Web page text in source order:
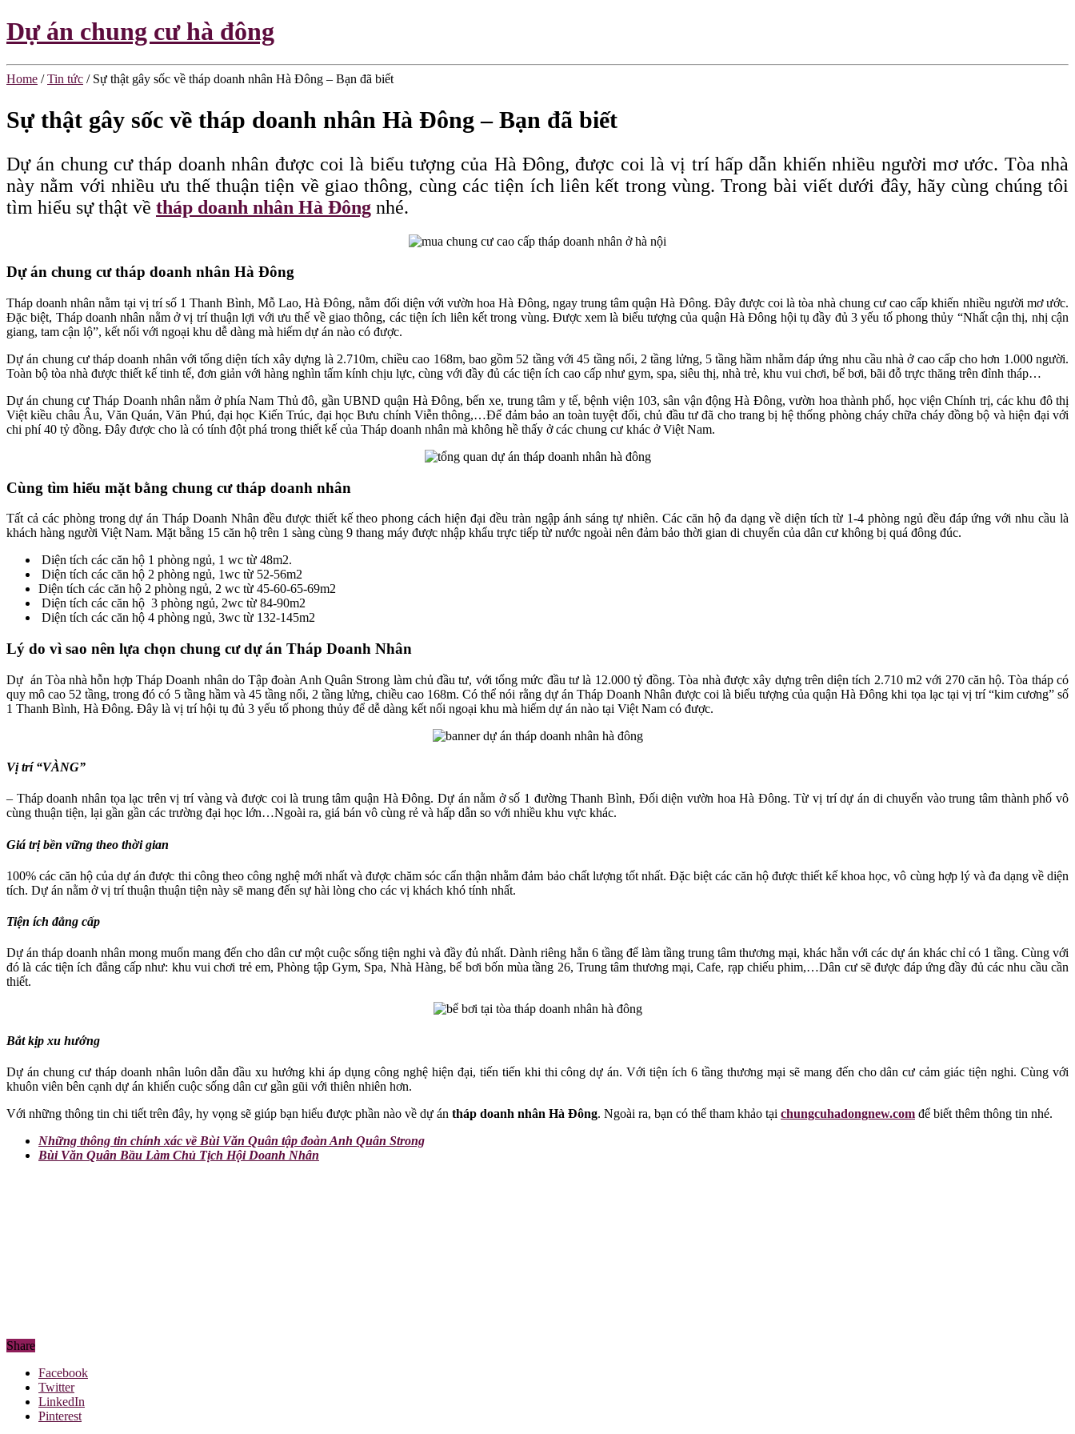
Dự án chung cư hà đông
Home / Tin tức / Sự thật gây sốc về tháp doanh nhân Hà Đông – Bạn đã biết
Sự thật gây sốc về tháp doanh nhân Hà Đông – Bạn đã biết
Dự án chung cư tháp doanh nhân được coi là biểu tượng của Hà Đông, được coi là vị trí hấp dẫn khiến nhiều người mơ ước. Tòa nhà
này nằm với nhiều ưu thế thuận tiện về giao thông, cùng các tiện ích liên kết trong vùng. Trong bài viết dưới đây, hãy cùng chúng tôi
tìm hiểu sự thật về tháp doanh nhân Hà Đông nhé.
Dự án chung cư tháp doanh nhân Hà Đông
Tháp doanh nhân nằm tại vị trí số 1 Thanh Bình, Mỗ Lao, Hà Đông, nằm đối diện với vườn hoa Hà Đông, ngay trung tâm quận Hà Đông. Đây được coi là tòa nhà chung cư cao cấp khiến nhiều người mơ ước.
Đặc biệt, Tháp doanh nhân nằm ở vị trí thuận lợi với ưu thế về giao thông, các tiện ích liên kết trong vùng. Được xem là biểu tượng của quận Hà Đông hội tụ đầy đủ 3 yếu tố phong thủy “Nhất cận thị, nhị cận
giang, tam cận lộ”, kết nối với ngoại khu dễ dàng mà hiếm dự án nào có được.
Dự án chung cư tháp doanh nhân với tổng diện tích xây dựng là 2.710m, chiều cao 168m, bao gồm 52 tầng với 45 tầng nổi, 2 tầng lửng, 5 tầng hầm nhằm đáp ứng nhu cầu nhà ở cao cấp cho hơn 1.000 người.
Toàn bộ tòa nhà được thiết kế tinh tế, đơn giản với hàng nghìn tấm kính chịu lực, cùng với đầy đủ các tiện ích cao cấp như gym, spa, siêu thị, nhà trẻ, khu vui chơi, bể bơi, bãi đỗ trực thăng trên đỉnh tháp…
Dự án chung cư Tháp Doanh nhân nằm ở phía Nam Thủ đô, gần UBND quận Hà Đông, bến xe, trung tâm y tế, bệnh viện 103, sân vận động Hà Đông, vườn hoa thành phố, học viện Chính trị, các khu đô thị
Việt kiều châu Âu, Văn Quán, Văn Phú, đại học Kiến Trúc, đại học Bưu chính Viễn thông,…Để đảm bảo an toàn tuyệt đối, chủ đầu tư đã cho trang bị hệ thống phòng cháy chữa cháy đồng bộ và hiện đại với
chi phí 40 tỷ đồng. Đây được cho là có tính đột phá trong thiết kế của Tháp doanh nhân mà không hề thấy ở các chung cư khác ở Việt Nam.
Cùng tìm hiểu mặt bằng chung cư tháp doanh nhân
Tất cả các phòng trong dự án Tháp Doanh Nhân đều được thiết kế theo phong cách hiện đại đều tràn ngập ánh sáng tự nhiên. Các căn hộ đa dạng về diện tích từ 1-4 phòng ngủ đều đáp ứng với nhu cầu là
khách hàng người Việt Nam. Mặt bằng 15 căn hộ trên 1 sàng cùng 9 thang máy được nhập khẩu trực tiếp từ nước ngoài nên đảm bảo thời gian di chuyển của dân cư không bị quá đông đúc.
Diện tích các căn hộ 1 phòng ngủ, 1 wc từ 48m2.
Diện tích các căn hộ 2 phòng ngủ, 1wc từ 52-56m2
Diện tích các căn hộ 2 phòng ngủ, 2 wc từ 45-60-65-69m2
Diện tích các căn hộ 3 phòng ngủ, 2wc từ 84-90m2
Diện tích các căn hộ 4 phòng ngủ, 3wc từ 132-145m2
Lý do vì sao nên lựa chọn chung cư dự án Tháp Doanh Nhân
Dự án Tòa nhà hỗn hợp Tháp Doanh nhân do Tập đoàn Anh Quân Strong làm chủ đầu tư, với tổng mức đầu tư là 12.000 tỷ đồng. Tòa nhà được xây dựng trên diện tích 2.710 m2 với 270 căn hộ. Tòa tháp có
quy mô cao 52 tầng, trong đó có 5 tầng hầm và 45 tầng nổi, 2 tầng lửng, chiều cao 168m. Có thể nói rằng dự án Tháp Doanh Nhân được coi là biểu tượng của quận Hà Đông khi tọa lạc tại vị trí “kim cương” số
1 Thanh Bình, Hà Đông. Đây là vị trí hội tụ đủ 3 yếu tố phong thủy để dễ dàng kết nối ngoại khu mà hiếm dự án nào tại Việt Nam có được.
Vị trí “VÀNG”
– Tháp doanh nhân tọa lạc trên vị trí vàng và được coi là trung tâm quận Hà Đông. Dự án nằm ở số 1 đường Thanh Bình, Đối diện vườn hoa Hà Đông. Từ vị trí dự án di chuyển vào trung tâm thành phố vô
cùng thuận tiện, lại gần gần các trường đại học lớn…Ngoài ra, giá bán vô cùng rẻ và hấp dẫn so với nhiều khu vực khác.
Giá trị bền vững theo thời gian
100% các căn hộ của dự án được thi công theo công nghệ mới nhất và được chăm sóc cẩn thận nhằm đảm bảo chất lượng tốt nhất. Đặc biệt các căn hộ được thiết kế khoa học, vô cùng hợp lý và đa dạng về diện
tích. Dự án nằm ở vị trí thuận thuận tiện này sẽ mang đến sự hài lòng cho các vị khách khó tính nhất.
Tiện ích đẳng cấp
Dự án tháp doanh nhân mong muốn mang đến cho dân cư một cuộc sống tiện nghi và đầy đủ nhất. Dành riêng hẳn 6 tầng để làm tầng trung tâm thương mại, khác hẳn với các dự án khác chỉ có 1 tầng. Cùng với
đó là các tiện ích đẳng cấp như: khu vui chơi trẻ em, Phòng tập Gym, Spa, Nhà Hàng, bể bơi bốn mùa tầng 26, Trung tâm thương mại, Cafe, rạp chiếu phim,…Dân cư sẽ được đáp ứng đầy đủ các nhu cầu cần
thiết.
Bắt kịp xu hướng
Dự án chung cư tháp doanh nhân luôn dẫn đầu xu hướng khi áp dụng công nghệ hiện đại, tiến tiến khi thi công dự án. Với tiện ích 6 tầng thương mại sẽ mang đến cho dân cư cảm giác tiện nghi. Cùng với
khuôn viên bên cạnh dự án khiến cuộc sống dân cư gần gũi với thiên nhiên hơn.
Với những thông tin chi tiết trên đây, hy vọng sẽ giúp bạn hiểu được phần nào về dự án tháp doanh nhân Hà Đông. Ngoài ra, bạn có thể tham khảo tại chungcuhadongnew.com để biết thêm thông tin nhé.
Những thông tin chính xác về Bùi Văn Quân tập đoàn Anh Quân Strong
Bùi Văn Quân Bầu Làm Chủ Tịch Hội Doanh Nhân
Share
Facebook
Twitter
LinkedIn
Pinterest